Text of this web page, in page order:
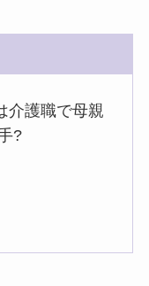
介護職で母親
?